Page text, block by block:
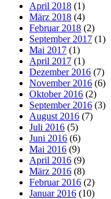
April 2018 (1)
März 2018 (4)
Februar 2018 (2)
September 2017 (1)
Mai 2017 (1)
April 2017 (1)
Dezember 2016 (7)
November 2016 (6)
Oktober 2016 (2)
September 2016 (3)
August 2016 (7)
Juli 2016 (5)
Juni 2016 (6)
Mai 2016 (9)
April 2016 (9)
März 2016 (8)
Februar 2016 (2)
Januar 2016 (10)